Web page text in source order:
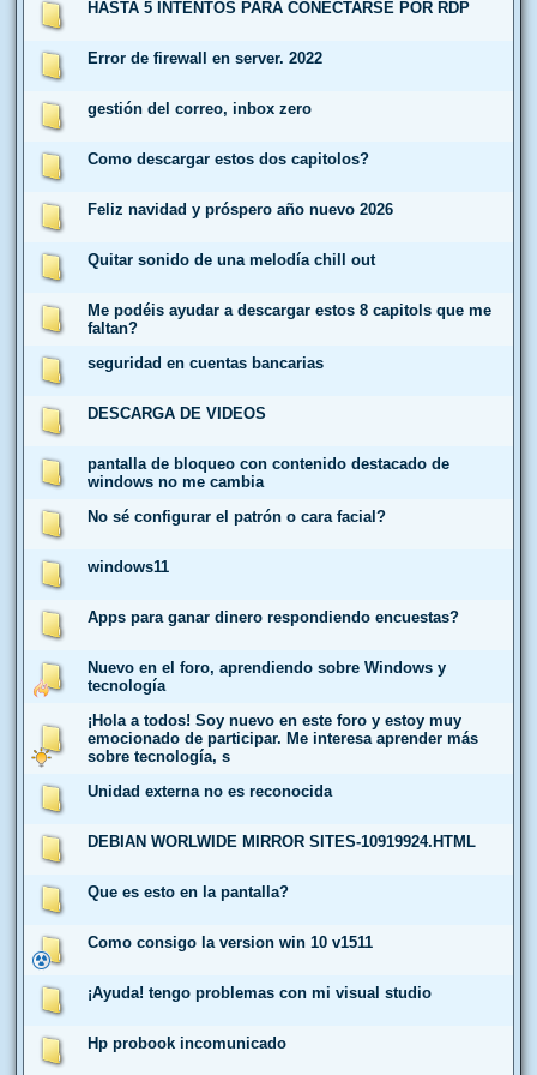
HASTA 5 INTENTOS PARA CONECTARSE POR RDP
Error de firewall en server. 2022
gestión del correo, inbox zero
Como descargar estos dos capitolos?
Feliz navidad y próspero año nuevo 2026
Quitar sonido de una melodía chill out
Me podéis ayudar a descargar estos 8 capitols que me
faltan?
seguridad en cuentas bancarias
DESCARGA DE VIDEOS
pantalla de bloqueo con contenido destacado de
windows no me cambia
No sé configurar el patrón o cara facial?
windows11
Apps para ganar dinero respondiendo encuestas?
Nuevo en el foro, aprendiendo sobre Windows y
tecnología
¡Hola a todos! Soy nuevo en este foro y estoy muy
emocionado de participar. Me interesa aprender más
sobre tecnología, s
Unidad externa no es reconocida
DEBIAN WORLWIDE MIRROR SITES-10919924.HTML
Que es esto en la pantalla?
Como consigo la version win 10 v1511
¡Ayuda! tengo problemas con mi visual studio
Hp probook incomunicado